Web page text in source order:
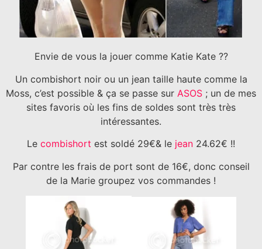
Envie de vous la jouer comme Katie Kate ??
Un combishort noir ou un jean taille haute comme la
Moss, c’est possible & ça se passe sur ASOS ; un de mes
sites favoris où les fins de soldes sont très très
intéressantes.
Le combishort est soldé 29€& le jean 24.62€ !!
Par contre les frais de port sont de 16€, donc conseil
de la Marie groupez vos commandes !